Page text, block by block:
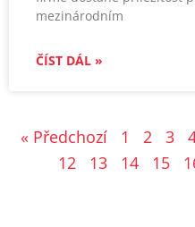
mezinárodním
ČÍST DÁL »
« Předchozí 1 2 3
12
13 14 15